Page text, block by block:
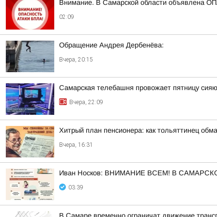
Внимание. В Самарской области
02:09
Обращение Андрея Дербенёва:
Вчера, 20:15
Самарская телебашня провожает пятницу
Вчера, 22:09
Хитрый план пенсионера: как тольяттинец
Вчера, 16:31
Иван Носков: ВНИМАНИЕ ВСЕМ! В
03:39